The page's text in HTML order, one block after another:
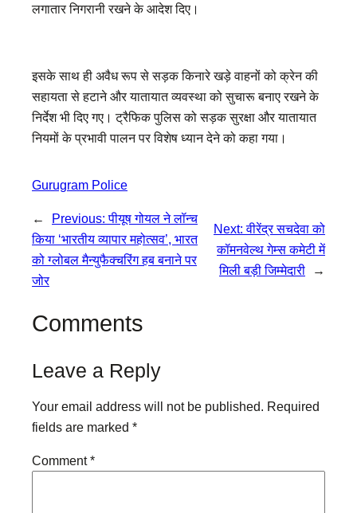
लगातार निगरानी रखने के आदेश दिए।
इसके साथ ही अवैध रूप से सड़क किनारे खड़े वाहनों को क्रेन की
सहायता से हटाने और यातायात व्यवस्था को सुचारू बनाए रखने के
निर्देश भी दिए गए। ट्रैफिक पुलिस को सड़क सुरक्षा और यातायात
नियमों के प्रभावी पालन पर विशेष ध्यान देने को कहा गया।
Gurugram Police
← Previous:पीयूष गोयल ने लॉन्च
किया ‘भारतीय व्यापार महोत्सव’, भारत
को ग्लोबल मैन्युफैक्चरिंग हब बनाने पर
जोर
Next:वीरेंद्र सचदेवा को
कॉमनवेल्थ गेम्स कमेटी में
मिली बड़ी जिम्मेदारी
→
Comments
Leave a Reply
Your email address will not be published. Required
fields are marked *
Comment*